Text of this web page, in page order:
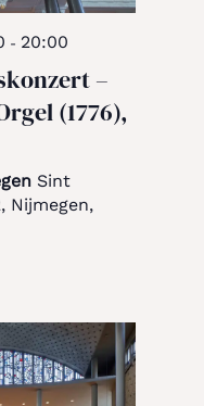
- 20:00
–
(1776),
Sint
Nijmegen,